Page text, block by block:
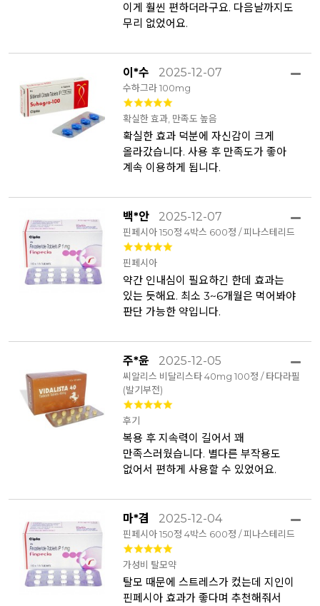
이게 훨씬 편하더라구요. 다음날까지도
무리 없었어요.
이*수 2025-12-07
수하그라 100mg
확실한 효과, 만족도 높음
확실한 효과 덕분에 자신감이 크게
올라갔습니다. 사용 후 만족도가 좋아
계속 이용하게 됩니다.
백*안 2025-12-07
핀페시아 150정 4박스 600정 / 피나스테리드
핀페시아
약간 인내심이 필요하긴 한데 효과는
있는 듯해요. 최소 3~6개월은 먹어봐야
판단 가능한 약입니다.
주*윤 2025-12-05
씨알리스 비달리스타 40mg 100정 / 타다라필
(발기부전)
후기
복용 후 지속력이 길어서 꽤
만족스러웠습니다. 별다른 부작용도
없어서 편하게 사용할 수 있었어요.
마*겸 2025-12-04
핀페시아 150정 4박스 600정 / 피나스테리드
가성비 탈모약
탈모 때문에 스트레스가 컸는데 지인이
핀페시아 효과가 좋다며 추천해줘서